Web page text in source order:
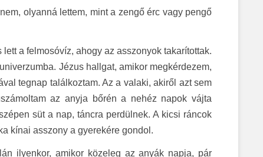
olyanná lettem, mint a zengő érc vagy pengő
a felmosóvíz, ahogy az asszonyok takarítottak.
Jézus hallgat, amikor megkérdezem,
tegnap találkoztam. Az a valaki, akiről azt sem
az anyja bőrén a nehéz napok vájta
süt a nap, táncra perdülnek. A kicsi ráncok
kínai asszony a gyerekére gondol.
ilyenkor, amikor közeleg az anyák napja, pár